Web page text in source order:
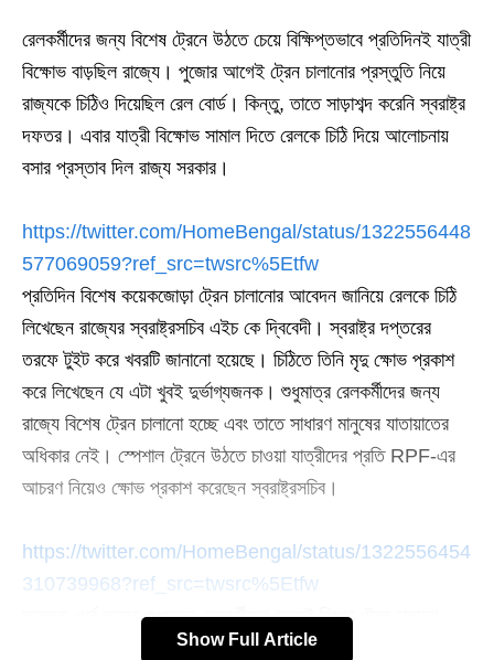
রেলকর্মীদের জন্য বিশেষ ট্রেনে উঠতে চেয়ে বিক্ষিপ্তভাবে প্রতিদিনই যাত্রী
বিক্ষোভ বাড়ছিল রাজ্যে। পুজোর আগেই ট্রেন চালানোর প্রস্তুতি নিয়ে
রাজ্যকে চিঠিও দিয়েছিল রেল বোর্ড। কিন্তু, তাতে সাড়াশব্দ করেনি স্বরাষ্ট্র
দফতর। এবার যাত্রী বিক্ষোভ সামাল দিতে রেলকে চিঠি দিয়ে আলোচনায়
বসার প্রস্তাব দিল রাজ্য সরকার।
https://twitter.com/HomeBengal/status/1322556448
577069059?ref_src=twsrc%5Etfw
প্রতিদিন বিশেষ কয়েকজোড়া ট্রেন চালানোর আবেদন জানিয়ে রেলকে চিঠি
লিখেছেন রাজ্যের স্বরাষ্ট্রসচিব এইচ কে দ্বিবেদী। স্বরাষ্ট্র দপ্তরের
তরফে টুইট করে খবরটি জানানো হয়েছে। চিঠিতে তিনি মৃদু ক্ষোভ প্রকাশ
করে লিখেছেন যে এটা খুবই দুর্ভাগ্যজনক। শুধুমাত্র রেলকর্মীদের জন্য
রাজ্যে বিশেষ ট্রেন চালানো হচ্ছে এবং তাতে সাধারণ মানুষের যাতায়াতের
অধিকার নেই। স্পেশাল ট্রেনে উঠতে চাওয়া যাত্রীদের প্রতি RPF-এর
আচরণ নিয়েও ক্ষোভ প্রকাশ করেছেন স্বরাষ্ট্রসচিব।
https://twitter.com/HomeBengal/status/1322556454
310739968?ref_src=twsrc%5Etfw
আনলক পর্বে রাজ্যে শুধুমাত্র রেলকর্মীদের জন্যই বিশেষ ট্রেন চালানো
হচ্ছে। আর সেই ট্রেনে সাধারণ যাত্রীদের ওঠার চেষ্টা করায় বারবার জটিল
Show Full Article